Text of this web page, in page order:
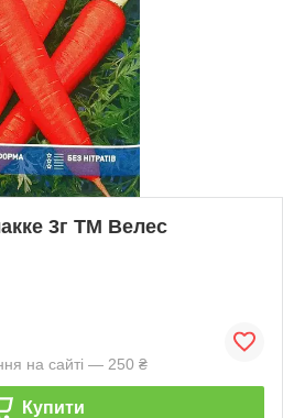
3г ТМ Велес
на сайті — 250 ₴
Купити